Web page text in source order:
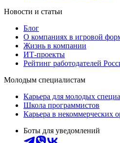
Новости и статьи
Блог
О компаниях в игровой
Жизнь в компании
ИТ-проекты
Рейтинг работодателей
Молодым специалистам
Карьера для молодых
Школа программистов
Карьера в некоммерческих
Боты для уведомлений